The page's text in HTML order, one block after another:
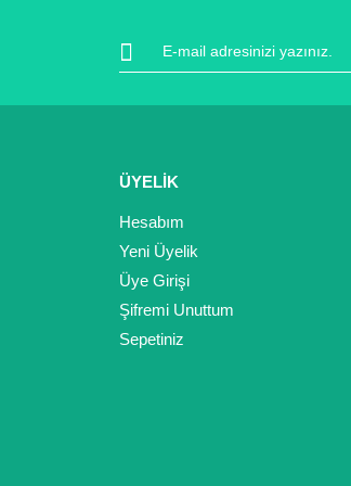
ÜYELİK
Hesabım
Yeni Üyelik
Üye Girişi
Şifremi Unuttum
Sepetiniz